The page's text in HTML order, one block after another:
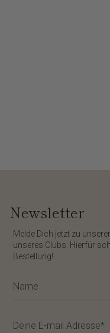
Newsletter
​Melde Dich jetzt zu
unseres Clubs. Hierfür
Bestellung!